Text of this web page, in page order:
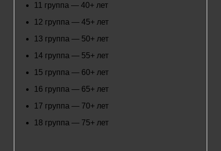
11 группа — 40+ лет
12 группа — 45+ лет
13 группа — 50+ лет
14 группа — 55+ лет
15 группа — 60+ лет
16 группа — 65+ лет
17 группа — 70+ лет
18 группа — 75+ лет